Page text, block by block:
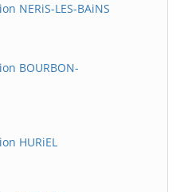
NERiS-LES-BAiNS
BOURBON-
HURiEL